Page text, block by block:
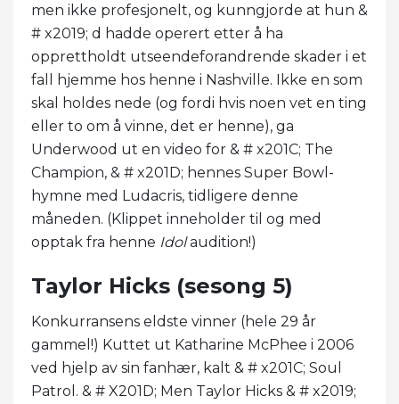
men ikke profesjonelt, og kunngjorde at hun &
# x2019; d hadde operert etter å ha
opprettholdt utseendeforandrende skader i et
fall hjemme hos henne i Nashville. Ikke en som
skal holdes nede (og fordi hvis noen vet en ting
eller to om å vinne, det er henne), ga
Underwood ut en video for & # x201C; The
Champion, & # x201D; hennes Super Bowl-
hymne med Ludacris, tidligere denne
måneden. (Klippet inneholder til og med
opptak fra henne Idolaudition!)
Taylor Hicks (sesong 5)
Konkurransens eldste vinner (hele 29 år
gammel!) Kuttet ut Katharine McPhee i 2006
ved hjelp av sin fanhær, kalt & # x201C; Soul
Patrol. & # X201D; Men Taylor Hicks & # x2019;